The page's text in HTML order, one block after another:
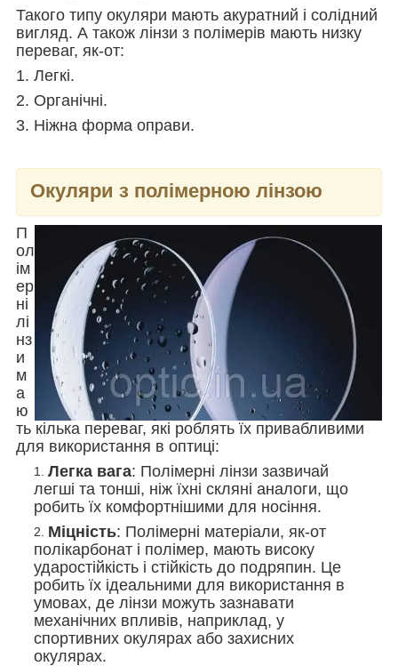
Такого типу окуляри мають акуратний і солідний
вигляд. А також лінзи з полімерів мають низку
переваг, як-от:
1. Легкі.
2. Органічні.
3. Ніжна форма оправи.
Окуляри з полімерною лінзою
П
ол
ім
ер
ні
лі
нз
и
м
а
ю
ть кілька переваг, які роблять їх привабливими
для використання в оптиці:
Легка вага: Полімерні лінзи зазвичай
легші та тонші, ніж їхні скляні аналоги, що
робить їх комфортнішими для носіння.
Міцність: Полімерні матеріали, як-от
полікарбонат і полімер, мають високу
ударостійкість і стійкість до подряпин. Це
робить їх ідеальними для використання в
умовах, де лінзи можуть зазнавати
механічних впливів, наприклад, у
спортивних окулярах або захисних
окулярах.